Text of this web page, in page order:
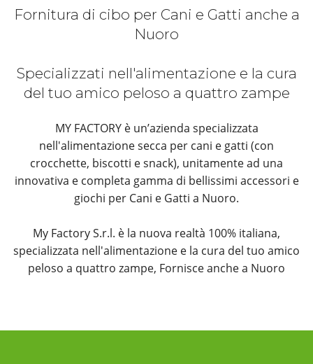
Fornitura di cibo per Cani e Gatti anche a
Nuoro
Specializzati nell'alimentazione e la cura
del tuo amico peloso a quattro zampe
MY FACTORY è un’azienda specializzata
nell'alimentazione secca per cani e gatti (con
crocchette, biscotti e snack), unitamente ad una
innovativa e completa gamma di bellissimi accessori e
giochi per Cani e Gatti a Nuoro.
My Factory S.r.l. è la nuova realtà 100% italiana,
specializzata nell'alimentazione e la cura del tuo amico
peloso a quattro zampe, Fornisce anche a Nuoro